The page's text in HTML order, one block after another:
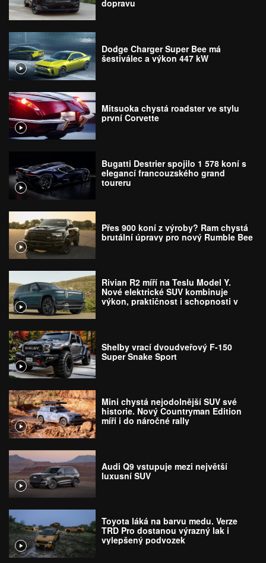
dopravu
Dodge Charger Super Bee má
šestiválec a výkon 447 kW
Mitsuoka chystá roadster ve stylu
první Corvette
Bugatti Destrier spojilo 1 578 koní s
elegancí francouzského grand
toureru
Přes 900 koní z výroby? Ram chystá
brutální úpravy pro nový Rumble Bee
Rivian R2 míří na Teslu Model Y.
Nové elektrické SUV kombinuje
výkon, praktičnost i schopnosti v
Shelby vrací dvoudveřový F-150
Super Snake Sport
Mini chystá nejodolnější SUV své
historie. Nový Countryman Edition
míří i do náročné rally
Audi Q9 vstupuje mezi největší
luxusní SUV
Toyota láká na barvu medu. Verze
TRD Pro dostanou výrazný lak i
vylepšený podvozek